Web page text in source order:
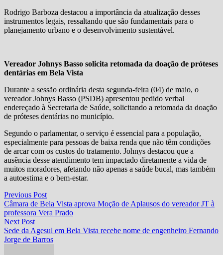
Rodrigo Barboza destacou a importância da atualização desses
instrumentos legais, ressaltando que são fundamentais para o
planejamento urbano e o desenvolvimento sustentável.
Vereador Johnys Basso solicita retomada da doação de próteses
dentárias em Bela Vista
Durante a sessão ordinária desta segunda-feira (04) de maio, o
vereador Johnys Basso (PSDB) apresentou pedido verbal
endereçado à Secretaria de Saúde, solicitando a retomada da doação
de próteses dentárias no município.
Segundo o parlamentar, o serviço é essencial para a população,
especialmente para pessoas de baixa renda que não têm condições
de arcar com os custos do tratamento. Johnys destacou que a
ausência desse atendimento tem impactado diretamente a vida de
muitos moradores, afetando não apenas a saúde bucal, mas também
a autoestima e o bem-estar.
Navegação
de
Post
Previous PostPrevious
post:
Câmara de Bela Vista aprova Moção de Aplausos do vereador JT à
professora Vera Prado
Next PostNext
post:
Sede da Agesul em Bela Vista recebe nome de engenheiro Fernando
Jorge de Barros